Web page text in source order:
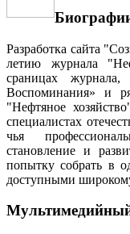
Разработка сайта
летию журнала
сраницах
Воспоминания» и
"Нефтяное
специалистах
чья
становление и
попытку собрать в
доступными